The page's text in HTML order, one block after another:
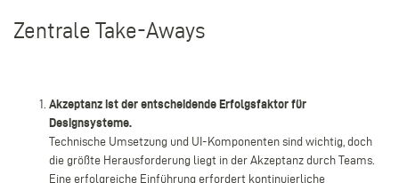
Zentrale Take-Aways
Akzeptanz ist der entscheidende Erfolgsfaktor für
Designsysteme.
Technische Umsetzung und UI-Komponenten sind wichtig, doch
die größte Herausforderung liegt in der Akzeptanz durch Teams.
Eine erfolgreiche Einführung erfordert kontinuierliche